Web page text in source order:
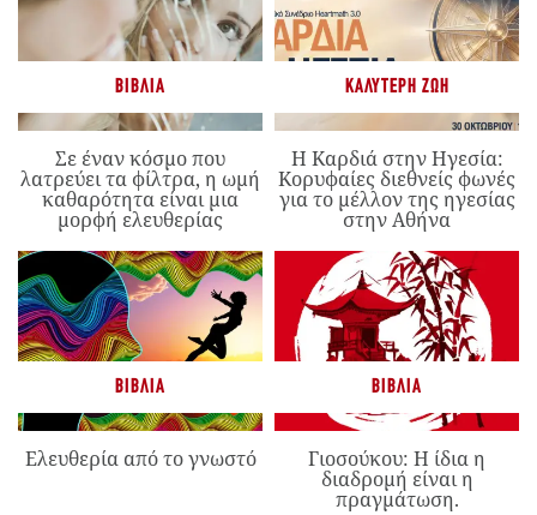
ΒΙΒΛΊΑ
Σε έναν κόσμο που
λατρεύει τα φίλτρα, η ωμή
καθαρότητα είναι μια
μορφή ελευθερίας
ΚΑΛΎΤΕΡΗ ΖΩΉ
Η Καρδιά στην Ηγεσία:
Κορυφαίες διεθνείς φωνές
για το μέλλον της ηγεσίας
στην Αθήνα
ΒΙΒΛΊΑ
Ελευθερία από το γνωστό
ΒΙΒΛΊΑ
Γιοσούκου: Η ίδια η
διαδρομή είναι η
πραγμάτωση.